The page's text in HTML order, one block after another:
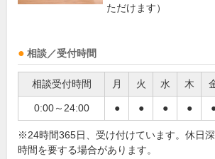
ただけます）
相談／受付時間
相談受付時間 月 火 水 木
0:00～24:00 ● ● ● ●
※24時間365日、受け付けています。休日
時間を要する場合があります。